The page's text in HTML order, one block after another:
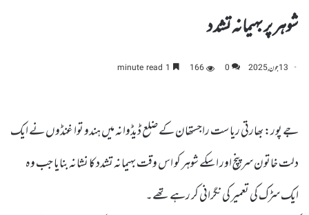
شوہر پر بہیمانہ تشدد
13 جون, 2025 0
166
جے پور: بھارتی ریاست راجستھان کے ضلع ڈیڈوانہ میں ہندو توا غنڈوں نے ایک
دلت خاتون سرپنچ اور اسکے شوہر کو اس وقت بہیمانہ تشدد کا نشانہ بنایا جب وہ
ایک سڑک کی تعمیر کی نگرانی کر رہے تھے۔